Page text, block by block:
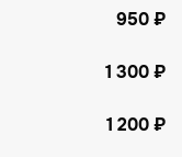
950 ₽
1 300 ₽
1 200 ₽